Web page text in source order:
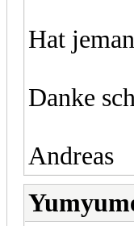
Hat
Danke
Andreas